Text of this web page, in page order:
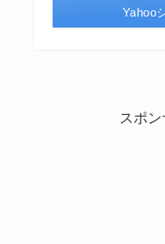
Yahoo
スポン